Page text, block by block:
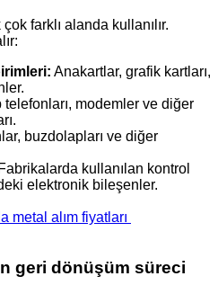
farklı alanda kullanılır.
Anakartlar, grafik kartları,
telefonları, modemler ve diğer
buzdolapları ve diğer
Fabrikalarda kullanılan kontrol
elektronik bileşenler.
metal alım fiyatları
geri dönüşüm süreci